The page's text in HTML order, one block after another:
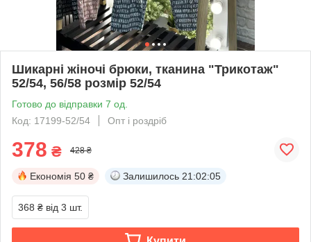
Шикарні жіночі брюки, тканина "Трикотаж"
52/54, 56/58 розмір 52/54
Готово до відправки 7 од.
Код: 17199-52/54
Опт і роздріб
378 ₴ 428 ₴
Економія 50 ₴ Залишилось 21:02:04
368 ₴ від 3 шт.